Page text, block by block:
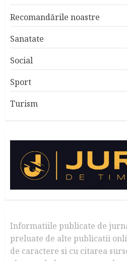
Recomandările noastre
Sanatate
Social
Sport
Turism
Informatiile publicate de
preluate de alte publicatii
de caractere si cu citarea